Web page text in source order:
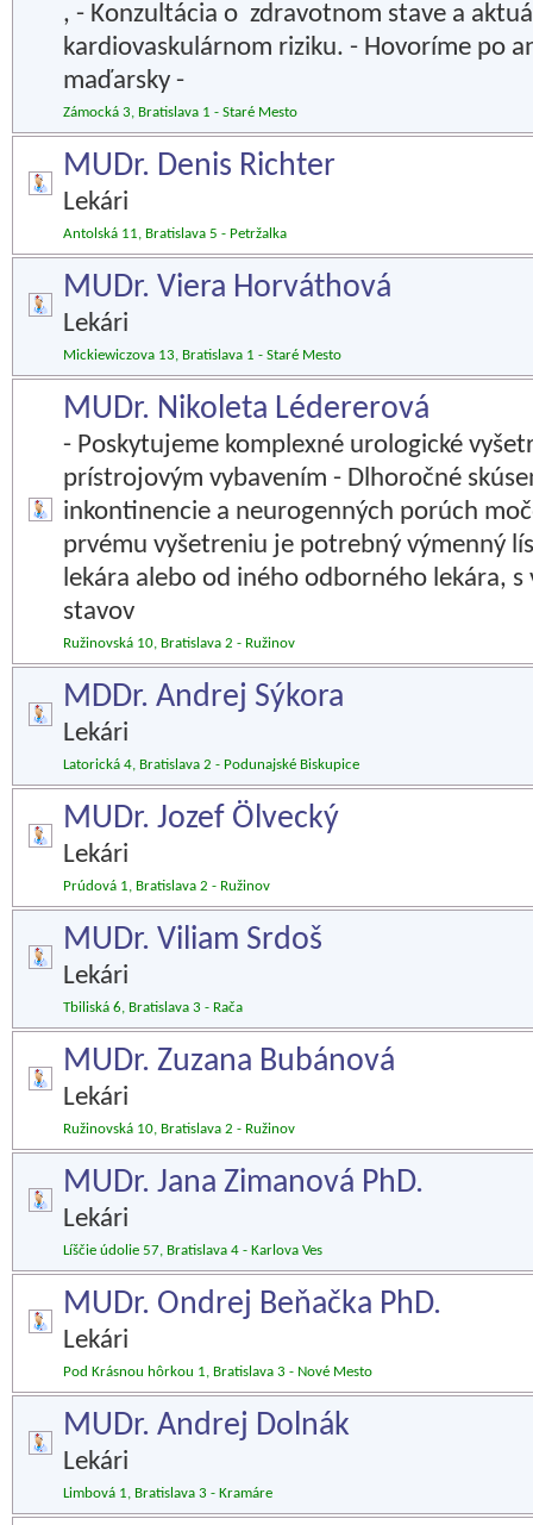
, - Konzultácia o zdravotnom stave a
kardiovaskulárnom riziku. - Hovoríme po
maďarsky -
Zámocká 3, Bratislava 1 - Staré Mesto
MUDr. Denis Richter
Lekári
Antolská 11, Bratislava 5 - Petržalka
MUDr. Viera Horváthová
Lekári
Mickiewiczova 13, Bratislava 1 - Staré Mesto
MUDr. Nikoleta Lédererová
- Poskytujeme komplexné urologické
prístrojovým vybavením - Dlhoročné
inkontinencie a neurogenných porúch
prvému vyšetreniu je potrebný výmenný
lekára alebo od iného odborného lekára,
stavov
Ružinovská 10, Bratislava 2 - Ružinov
MDDr. Andrej Sýkora
Lekári
Latorická 4, Bratislava 2 - Podunajské Biskupice
MUDr. Jozef Ölvecký
Lekári
Prúdová 1, Bratislava 2 - Ružinov
MUDr. Viliam Srdoš
Lekári
Tbiliská 6, Bratislava 3 - Rača
MUDr. Zuzana Bubánová
Lekári
Ružinovská 10, Bratislava 2 - Ružinov
MUDr. Jana Zimanová PhD.
Lekári
Líščie údolie 57, Bratislava 4 - Karlova Ves
MUDr. Ondrej Beňačka PhD.
Lekári
Pod Krásnou hôrkou 1, Bratislava 3 - Nové Mesto
MUDr. Andrej Dolnák
Lekári
Limbová 1, Bratislava 3 - Kramáre